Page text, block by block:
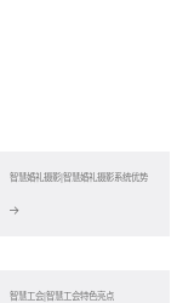
智慧婚礼摄影|智慧婚礼摄影系统优势
智慧工会|智慧工会特色亮点